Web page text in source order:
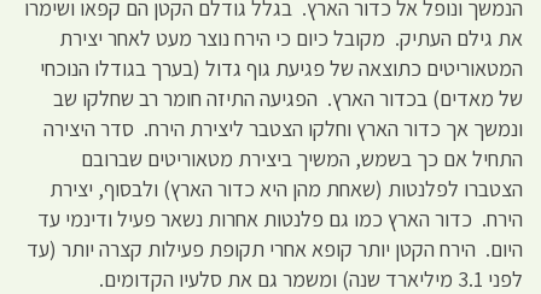
הנמשך ונופל אל כדור הארץ. בגלל גודלם הקטן הם קפאו ושימרו
את גילם העתיק. מקובל כיום כי הירח נוצר מעט לאחר יצירת
המטאוריטים כתוצאה של פגיעת גוף גדול (בערך בגודלו הנוכחי
של מאדים) בכדור הארץ. הפגיעה התיזה חומר רב שחלקו שב
ונמשך אך כדור הארץ וחלקו הצטבר ליצירת הירח. סדר היצירה
התחיל אם כך בשמש, המשיך ביצירת מטאוריטים שברובם
הצטברו לפלנטות (שאחת מהן היא כדור הארץ) ולבסוף, יצירת
הירח. כדור הארץ כמו גם פלנטות אחרות נשאר פעיל ודינמי עד
היום. הירח הקטן יותר קופא אחרי תקופת פעילות קצרה יותר (עד
לפני 3.1 מיליארד שנה) ומשמר גם את סלעיו הקדומים.